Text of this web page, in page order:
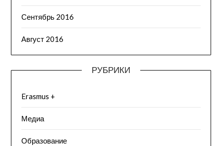
Сентябрь 2016
Август 2016
РУБРИКИ
Erasmus +
Медиа
Образование